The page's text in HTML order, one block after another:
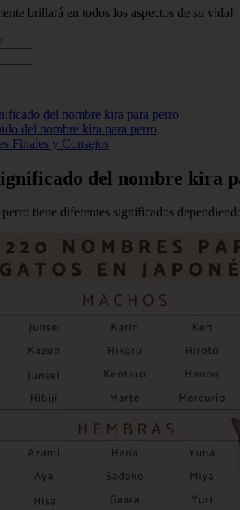
brillará en todos los aspectos de su vida!
del nombre kira para perro
del nombre kira para perro
Finales y Consejos
del nombre kira
tiene diferentes significados